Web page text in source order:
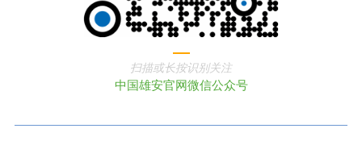
扫描或长按识别关注
中国雄安官网微信公众号